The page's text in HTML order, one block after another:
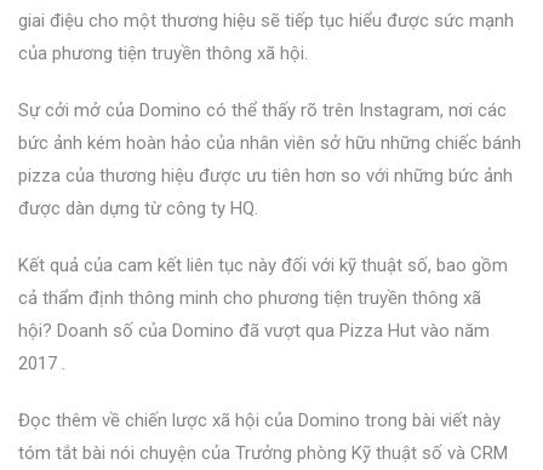
giai điệu cho một thương hiệu sẽ tiếp tục hiểu được sức mạnh
của phương tiện truyền thông xã hội.
Sự cởi mở của Domino có thể thấy rõ trên Instagram, nơi các
bức ảnh kém hoàn hảo của nhân viên sở hữu những chiếc bánh
pizza của thương hiệu được ưu tiên hơn so với những bức ảnh
được dàn dựng từ công ty HQ.
Kết quả của cam kết liên tục này đối với kỹ thuật số, bao gồm
cả thẩm định thông minh cho phương tiện truyền thông xã
hội? Doanh số của Domino đã vượt qua Pizza Hut vào năm
2017 .
Đọc thêm về chiến lược xã hội của Domino trong bài viết này
tóm tắt bài nói chuyện của Trưởng phòng Kỹ thuật số và CRM